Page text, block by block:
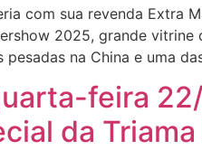
com sua revenda Extra
2025, grande vitrine
pesadas na China e uma
feira
da